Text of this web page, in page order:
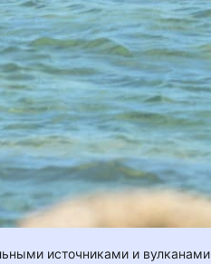
источниками и вулканами